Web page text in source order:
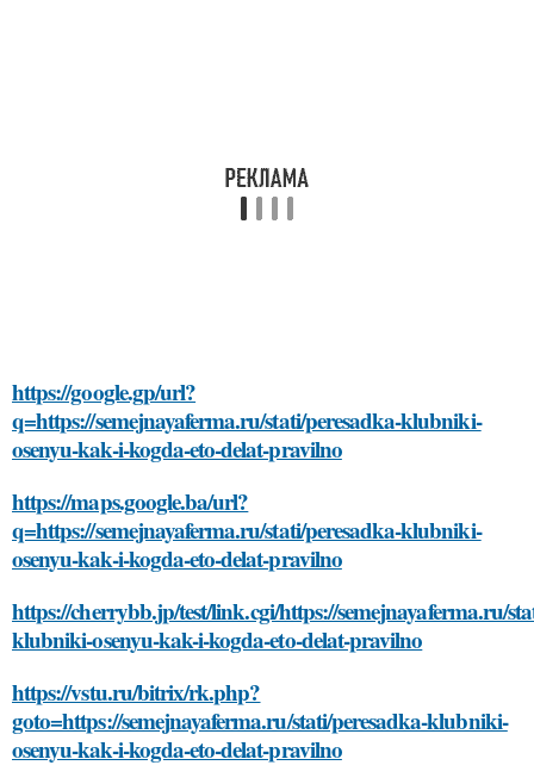
https://google.gp/url?
q=https://semejnayaferma.ru/stati/peresadka-klubniki-
osenyu-kak-i-kogda-eto-delat-pravilno
https://maps.google.ba/url?
q=https://semejnayaferma.ru/stati/peresadka-klubniki-
osenyu-kak-i-kogda-eto-delat-pravilno
https://cherrybb.jp/test/link.cgi/https://semejnayaferma.ru/
klubniki-osenyu-kak-i-kogda-eto-delat-pravilno
https://vstu.ru/bitrix/rk.php?
goto=https://semejnayaferma.ru/stati/peresadka-klubniki-
osenyu-kak-i-kogda-eto-delat-pravilno